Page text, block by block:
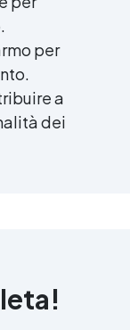
per
a
dei